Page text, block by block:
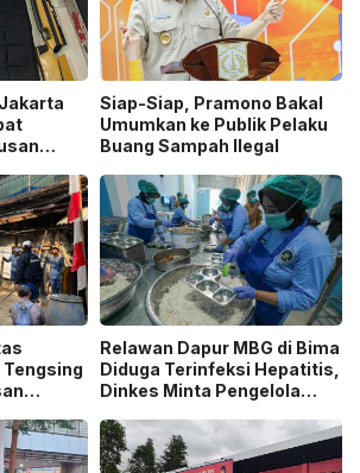
Siap-Siap, Pramono Bakal
Umumkan ke Publik Pelaku
Buang Sampah Ilegal
Relawan Dapur MBG di Bima
Diduga Terinfeksi Hepatitis,
Dinkes Minta Pengelola